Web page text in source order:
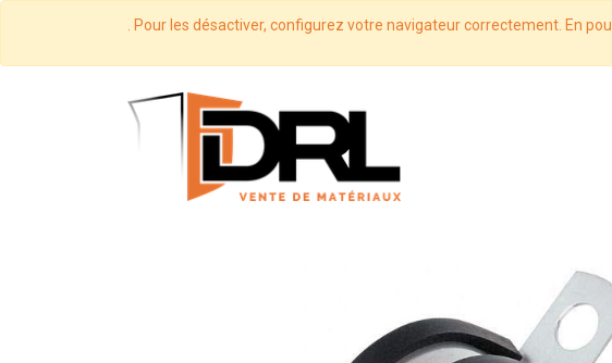
. Pour les désactiver, configurez votre navigateur correctement. En